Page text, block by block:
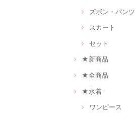
ズボン・パンツ
スカート
セット
★新商品
★全商品
★水着
ワンピース